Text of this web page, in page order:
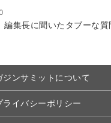
編集長に聞いたタブーな
ジンサミットについて
ライバシーポリシー